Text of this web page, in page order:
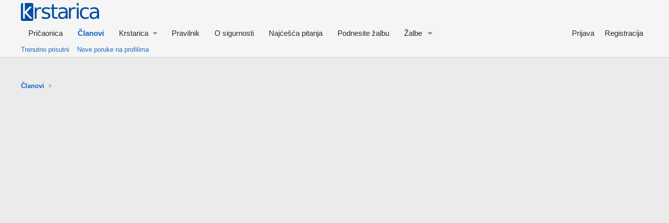
Pričaonica Članovi Krstarica Pravilnik O sigurnosti Najćešća pitanja Podnesite žalbu Žalbe Prijava Registracija
Trenutno prisutni Nove poruke na profilima
Članovi